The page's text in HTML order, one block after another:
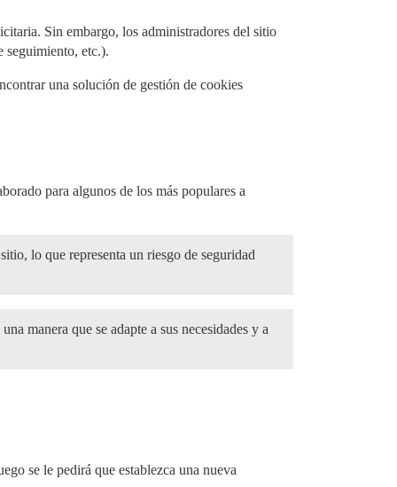
Sin embargo, los administradores del sitio
seguimiento, etc.).
una solución de gestión de cookies
para algunos de los más populares a
lo que representa un riesgo de seguridad
manera que se adapte a sus necesidades y a
se le pedirá que establezca una nueva